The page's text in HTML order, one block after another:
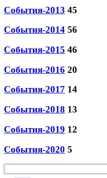
События-2013 45
События-2014 56
События-2015 46
События-2016 20
События-2017 14
События-2018 13
События-2019 12
События-2020 5